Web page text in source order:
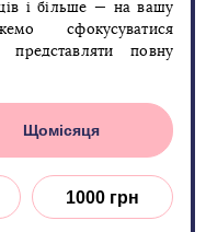
і більше — на вашу
сфокусуватися
повну
Щомісяця
1000 грн